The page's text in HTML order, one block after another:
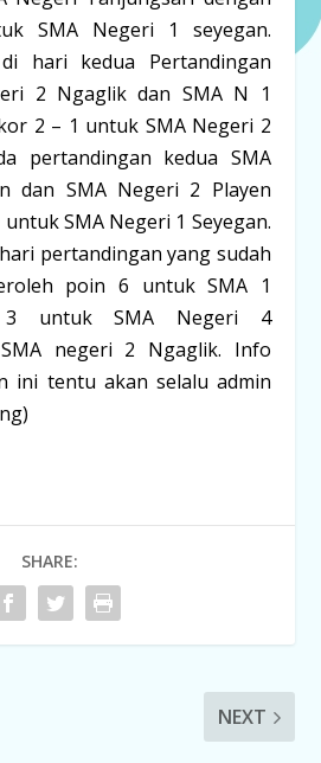
SMA Negeri 1 seyegan.
hari kedua Pertandingan
2 Ngaglik dan SMA N 1
2 – 1 untuk SMA Negeri 2
pertandingan kedua SMA
dan SMA Negeri 2 Playen
SMA Negeri 1 Seyegan.
pertandingan yang sudah
poin 6 untuk SMA 1
3 untuk SMA Negeri 4
negeri 2 Ngaglik. Info
ini tentu akan selalu admin
SHARE:
NEXT